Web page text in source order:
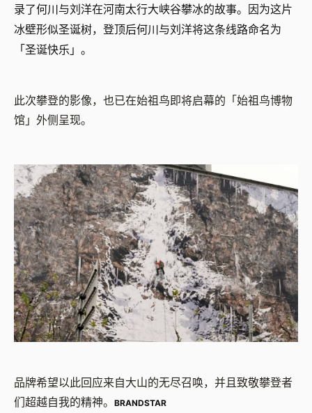
录了何川与刘洋在河南太行大峡谷攀冰的故事。因为这片
冰壁形似圣诞树，登顶后何川与刘洋将这条线路命名为
「圣诞快乐」。
此次攀登的影像，也已在始祖鸟即将启幕的「始祖鸟博物
馆」外侧呈现。
品牌希望以此回应来自大山的无尽召唤，并且致敬攀登者
们超越自我的精神。
BRANDSTAR